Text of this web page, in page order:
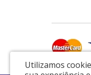
Utilizamos